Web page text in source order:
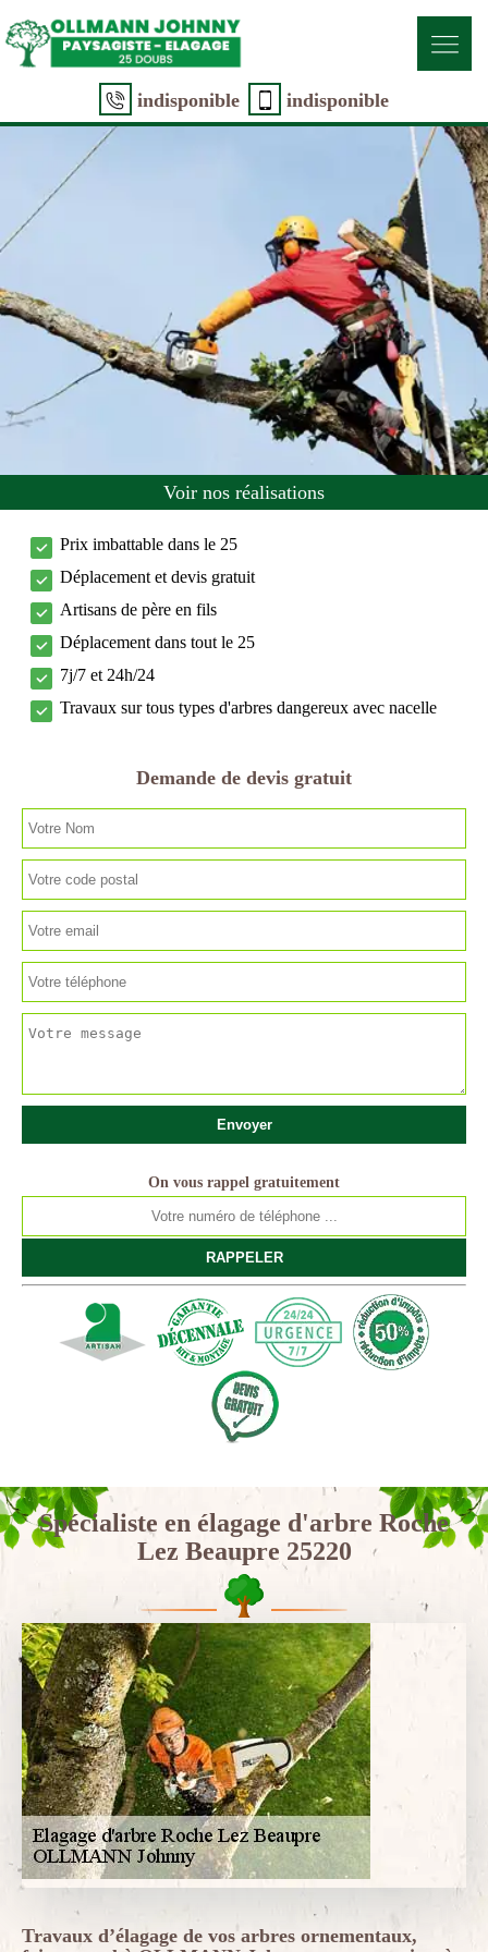
indisponible indisponible
Voir nos réalisations
Prix imbattable dans le 25
Déplacement et devis gratuit
Artisans de père en fils
Déplacement dans tout le 25
7j/7 et 24h/24
Travaux sur tous types d'arbres dangereux avec nacelle
Demande de devis gratuit
On vous rappel gratuitement
Spécialiste en élagage d'arbre Roche
Lez Beaupre 25220
Travaux d’élagage de vos arbres ornementaux,